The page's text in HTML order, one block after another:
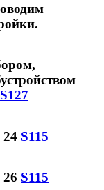
24 S115
S115